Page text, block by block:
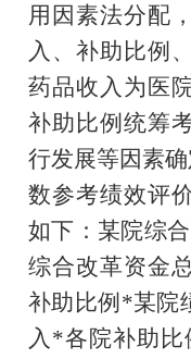
用因素法分配
入、补助比例
药品收入为医
补助比例统筹
行发展等因素
数参考绩效评
如下：某院综
综合改革资金
补助比例 *某院
入 *各院补助比